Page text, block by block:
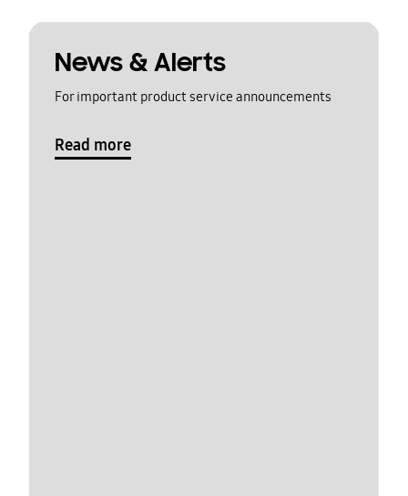
News & Alerts
For important product service announcements
Read more